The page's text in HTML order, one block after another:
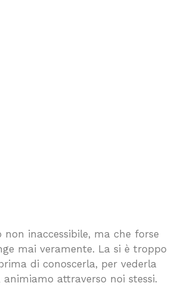
non inaccessibile, ma che forse
mai veramente. La si è troppo
di conoscerla, per vederla
animiamo attraverso noi stessi.